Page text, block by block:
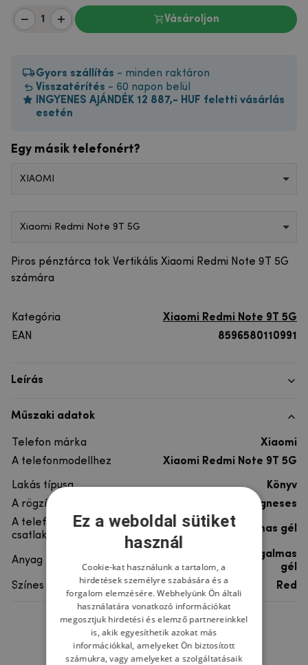
Vásároljon
Gyors szállítás - minden raktáron
Visszatérítés - 60 napon belül
INGYENES AJÁNDÉK 12 887,- HUF feletti vásárlás
esetén
Egy másik telefonért?
XIAOMI
Xiaomi Redmi Note 9T 5G
Piros pénztárca tok Vertikális Xiaomi Redmi Note 9T 5G
számára
Kategória
Xiaomi Redmi Note 9T 5G
EAN
8596580110991
Leírás
Műszaki adatok
Telefon márka
Xiaomi
A telefonmodellhez
Xiaomi Redmi Note 9T 5G
Lakás típusa
Könyv
A rögzítés típusa
Mágneses
A telefon
csatlakoztatása
rugalmas gél
Anyag
szintetikus bőr, rugalmas
gél
Színes
Red
Ne felejtsd el
Ez a weboldal sütiket
használ
Cookie-kat használunk a tartalom, a
hirdetések személyre szabására és a
forgalom elemzésére. Webhelyünk Ön általi
használatára vonatkozó információkat
megosztjuk hirdetési és elemző partnereinkkel
is, akik egyesíthetik azokat más
információkkal, amelyeket Ön biztosított
számukra, vagy amelyeket a szolgáltatásaik